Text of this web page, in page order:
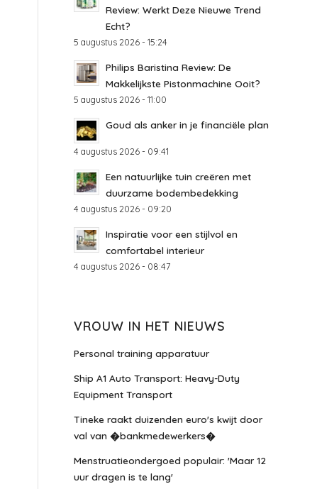
Review: Werkt Deze Nieuwe Trend
Echt?
5 augustus 2026 - 15:24
Philips Baristina Review: De
Makkelijkste Pistonmachine Ooit?
5 augustus 2026 - 11:00
Goud als anker in je financiële plan
4 augustus 2026 - 09:41
Een natuurlijke tuin creëren met
duurzame bodembedekking
4 augustus 2026 - 09:20
Inspiratie voor een stijlvol en
comfortabel interieur
4 augustus 2026 - 08:47
VROUW IN HET NIEUWS
Personal training apparatuur
Ship A1 Auto Transport: Heavy-Duty
Equipment Transport
Tineke raakt duizenden euro's kwijt door
val van �bankmedewerkers�
Menstruatieondergoed populair: 'Maar 12
uur dragen is te lang'